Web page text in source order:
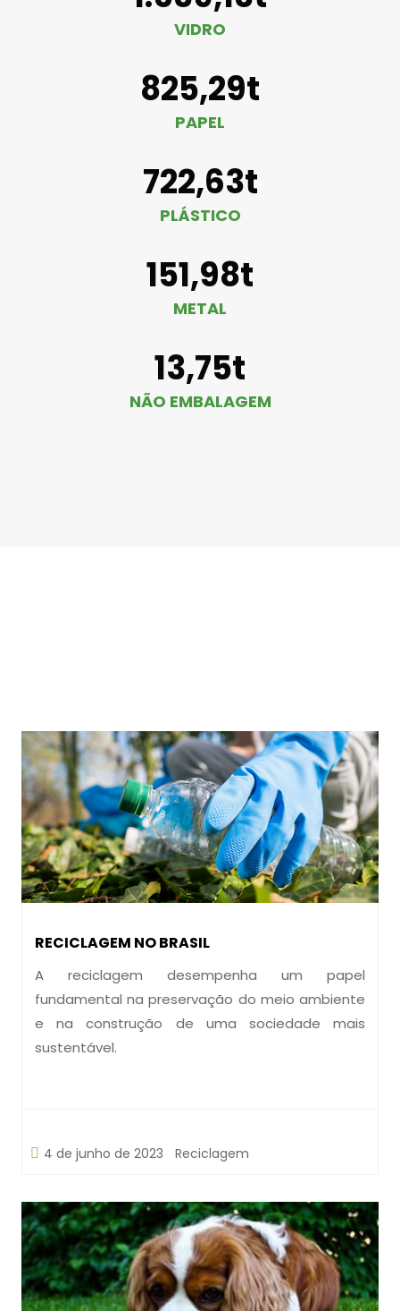
VIDRO
825,29t
PAPEL
722,63t
PLÁSTICO
151,98t
METAL
13,75t
NÃO EMBALAGEM
RECICLAGEM NO BRASIL
A reciclagem desempenha um papel
fundamental na preservação do meio ambiente
e na construção de uma sociedade mais
sustentável.
4 de junho de 2023 Reciclagem